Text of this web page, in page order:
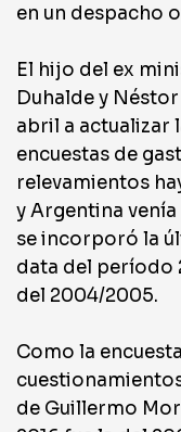
en un despacho
El hijo del ex
Duhalde y
abril a actualizar
encuestas de
relevamientos
y Argentina
se incorporó la
data del período
del 2004/2005.
Como la
de Guillermo